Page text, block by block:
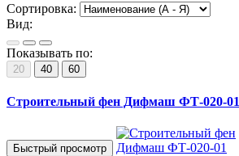
Сортировка:
Вид:
Показывать по:
20 40 60
Строительный фен Дифмаш ФТ-020-01
Быстрый просмотр